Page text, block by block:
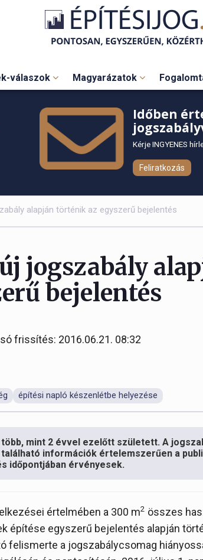
válaszok Magyarázatok
Időben
Kérje INGYENES
Feliratkozás
alapján történik az egyszerű bejelentés
jogszabály
bejelentés
frissítés: 2016.06.21. 08:32
építési napló készenlétbe helyezése
mint 2 évvel ezelőtt született. A
információk értelemszerűen a
időpontjában érvényesek.
értelmében a 300 m2 összes
építése egyszerű bejelentés alapján
felismerte a jogszabálycsomag